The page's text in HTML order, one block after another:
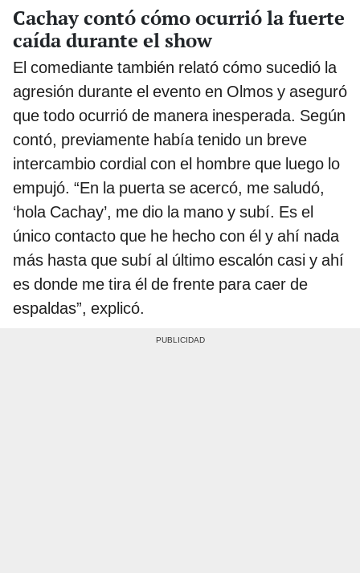
Cachay contó cómo ocurrió la fuerte
caída durante el show
El comediante también relató cómo sucedió la
agresión durante el evento en Olmos y aseguró
que todo ocurrió de manera inesperada. Según
contó, previamente había tenido un breve
intercambio cordial con el hombre que luego lo
empujó. “En la puerta se acercó, me saludó,
‘hola Cachay’, me dio la mano y subí. Es el
único contacto que he hecho con él y ahí nada
más hasta que subí al último escalón casi y ahí
es donde me tira él de frente para caer de
espaldas”, explicó.